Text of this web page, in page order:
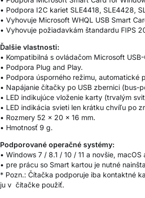
• Podpora I2C kariet SLE4418, SLE4428,
• Vyhovuje Microsoft WHQL USB Smart
• Vyhovuje požiadavkám štandardu FIPS
Ďalšie vlastnosti:
• Kompatibilná s ovládačom Microsoft USB-
• Podpora Plug and Play.
• Podpora úsporného režimu, automatické
• Napájanie čítačky po USB zbernici (bus-
• LED indikujúce vloženie karty (trvalým
• LED indikácia svieti len krátku chvíľu po
• Rozmery 52 × 20 × 16 mm.
• Hmotnosť 9 g.
Podporované operačné systémy:
• Windows 7 / 8.1 / 10 / 11 a novšie, macOS
• pre prácu so Smart kartou je nutné
* Pozn.: Čítačka podporuje iba kontaktné
ju v čítačke použiť.